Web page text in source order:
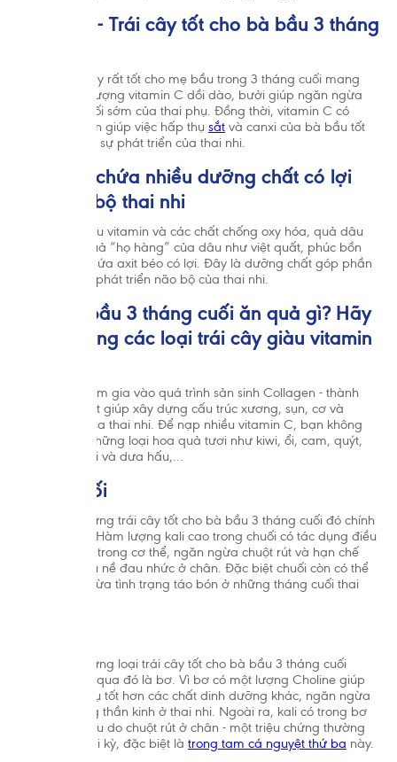
3.1. Bưởi - Trái cây tốt cho bà bầu 3 tháng
Bưởi là trái cây rất tốt cho mẹ bầu trong 3 tháng cuối mang
thai. Nhờ có lượng vitamin C dồi dào, bưởi giúp ngăn ngừa
tình trạng vỡ ối sớm của thai phụ. Đồng thời, vitamin C có
trong bưởi còn giúp việc hấp thụ sắt và canxi của bà bầu tốt
hơn, thúc đẩy sự phát triển của thai nhi.
3.2. Dâu chứa nhiều dưỡng chất có lợi
cho não bộ thai nhi
Không chỉ giàu vitamin và các chất chống oxy hóa, quả dâu
và các loại quả “họ hàng” của dâu như việt quất, phúc bồn
tử… còn có chứa axit béo có lợi. Đây là dưỡng chất góp phần
hỗ trợ cho sự phát triển não bộ của thai nhi.
3.3. Mẹ bầu 3 tháng cuối ăn quả gì? Hãy
tăng cường các loại trái cây giàu vitamin
Vitamin C tham gia vào quá trình sản sinh Collagen - thành
phần cần thiết giúp xây dựng cấu trúc xương, sụn, cơ và
mạch máu của thai nhi. Để nạp nhiều vitamin C, bạn không
nên bỏ qua những loại hoa quả tươi như kiwi, ổi, cam, quýt,
dâu tây, chuối và dưa hấu,…
3.4. Chuối
Một trong những trái cây tốt cho bà bầu 3 tháng cuối đó chính
là quả chuối. Hàm lượng kali cao trong chuối có tác dụng điều
hòa huyết áp trong cơ thể, ngăn ngừa chuột rút và hạn chế
tình trạng phù nề đau nhức ở chân. Đặc biệt chuối còn có thể
giúp ngăn ngừa tình trạng táo bón ở những tháng cuối thai
Một trong những loại trái cây tốt cho bà bầu 3 tháng cuối
không thể bỏ qua đó là bơ. Vì bơ có một lượng Choline giúp
cơ thể hấp thụ tốt hơn các chất dinh dưỡng khác, ngăn ngừa
khuyết tật ống thần kinh ở thai nhi. Ngoài ra, kali có trong bơ
giúp giảm đau do chuột rút ở chân - một triệu chứng thường
gặp trong thai kỳ, đặc biệt là trong tam cá nguyệt thứ ba này.